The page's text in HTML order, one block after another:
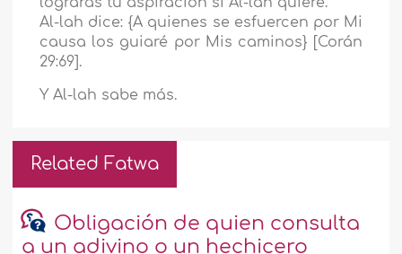
Al-lah dice: {A quienes se esfuercen por Mi
causa los guiaré por Mis caminos} [Corán
29:69].
Y Al-lah sabe más.
Related Fatwa
Obligación de quien consulta
a un adivino o un hechicero